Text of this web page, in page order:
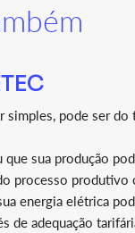
simples, pode ser do
que sua produção
processo produtivo
energia elétrica
de adequação